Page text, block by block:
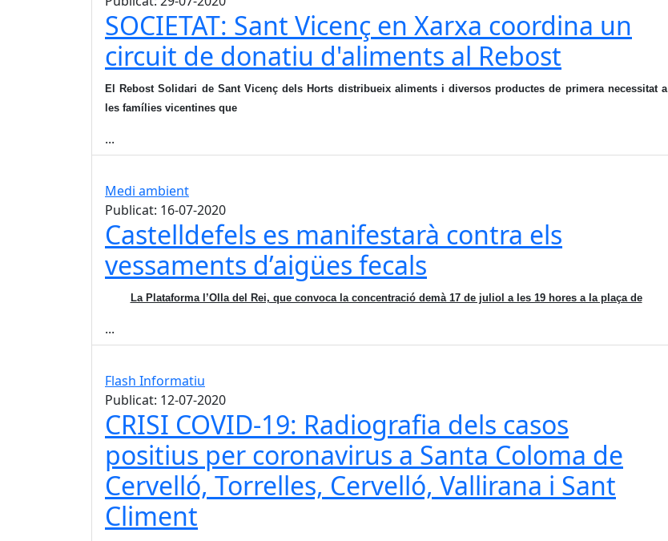
SOCIETAT: Sant Vicenç en Xarxa coordina un
circuit de donatiu d'aliments al Rebost
El Rebost Solidari de Sant Vicenç dels Horts distribueix aliments i diversos productes de primera necessitat a
les famílies vicentines que
...
Medi ambient
Publicat: 16-07-2020
Castelldefels es manifestarà contra els
vessaments d’aigües fecals
La Plataforma l’Olla del Rei, que convoca la concentració demà 17 de juliol a les 19 hores a la plaça de
...
Flash Informatiu
Publicat: 12-07-2020
CRISI COVID-19: Radiografia dels casos
positius per coronavirus a Santa Coloma de
Cervelló, Torrelles, Cervelló, Vallirana i Sant
Climent